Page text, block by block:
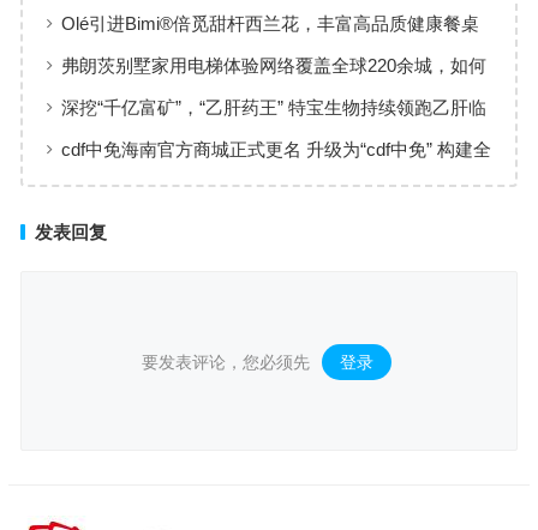
黄金赛道
Olé引进Bimi®倍觅甜杆西兰花，丰富高品质健康餐桌
新选择
弗朗茨别墅家用电梯体验网络覆盖全球220余城，如何
实现高效服务响应
深挖“千亿富矿”，“乙肝药王” 特宝生物持续领跑乙肝临
床治愈
cdf中免海南官方商城正式更名 升级为“cdf中免” 构建全
发表回复
要发表评论，您必须先 登录 。